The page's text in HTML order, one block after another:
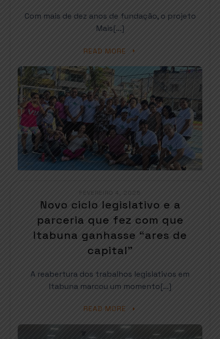
Com mais de dez anos de fundação, o projeto
Mais[…]
READ MORE
FEVEREIRO 4, 2025
Novo ciclo legislativo e a
parceria que fez com que
Itabuna ganhasse “ares de
capital”
A reabertura dos trabalhos legislativos em
Itabuna marcou um momento[…]
READ MORE